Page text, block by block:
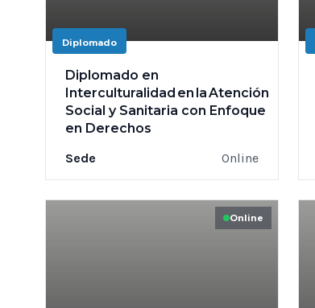
Diplomado
Diplomado en
Interculturalidad en la Atención
Social y Sanitaria con Enfoque
en Derechos
Sede
Online
Online